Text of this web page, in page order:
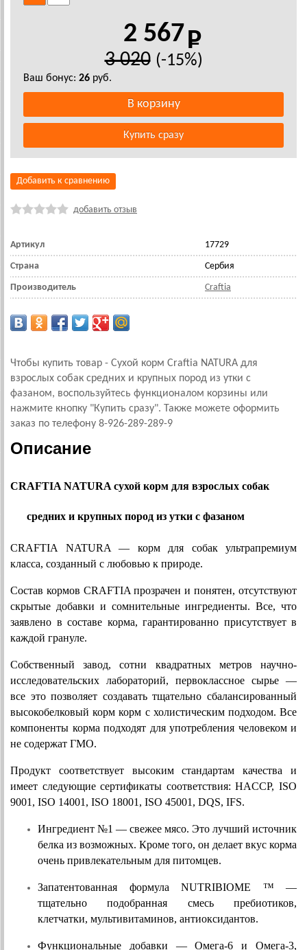
2 567
3 020 (-15%)
Ваш бонус: 26 руб.
Добавить к сравнению
добавить отзыв
Артикул 17729
Страна Сербия
Производитель Craftia
Чтобы купить товар - Сухой корм Craftia NATURA для
взрослых собак средних и крупных пород из утки с
фазаном, воспользуйтесь функционалом корзины или
нажмите кнопку "Купить сразу". Также можете оформить
заказ по телефону 8-926-289-289-9
Описание
CRAFTIA NATURA сухой корм для взрослых собак
средних и крупных пород из утки с фазаном
CRAFTIA NATURA — корм для собак ультрапремиум
класса, созданный с любовью к природе.
Состав кормов CRAFTIA прозрачен и понятен, отсутствуют
скрытые добавки и сомнительные ингредиенты. Все, что
заявлено в составе корма, гарантированно присутствует в
каждой грануле.
Собственный завод, сотни квадратных метров научно-
исследовательских лабораторий, первоклассное сырье —
все это позволяет создавать тщательно сбалансированный
высокобелковый корм корм с холистическим подходом. Все
компоненты корма подходят для употребления человеком и
не содержат ГМО.
Продукт соответствует высоким стандартам качества и
имеет следующие сертификаты соответствия: HACCP, ISO
9001, ISO 14001, ISO 18001, ISO 45001, DQS, IFS.
Ингредиент №1 — свежее мясо. Это лучший источник
белка из возможных. Кроме того, он делает вкус корма
очень привлекательным для питомцев.
Запатентованная формула NUTRIBIOME ™ —
тщательно подобранная смесь пребиотиков,
клетчатки, мультивитаминов, антиоксидантов.
Функциональные добавки — Омега-6 и Омега-3,